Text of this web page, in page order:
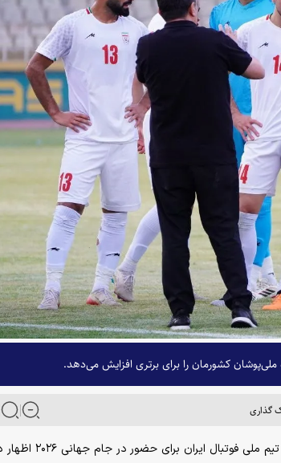
کشورمان را برای برتری افزایش می‌دهد.
گذاری
فرشاد فلاحت‌زاده در گفت‌و‌گو با خبرگزاری آنا، در خصوص روند